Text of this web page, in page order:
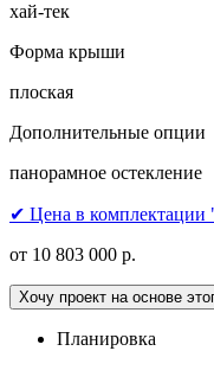
хай-тек
Форма крыши
плоская
Дополнительные опции
панорамное остекление
✔ Цена в комплектации
от 10 803 000 р.
Хочу проект на основе
Планировка